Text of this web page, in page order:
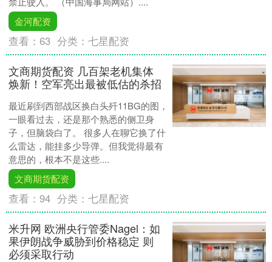
金河配资
查看：63 分类：七星配资
文商期货配资 几百架老机集体
焕新！空军亮出最被低估的杀招
最近刷到西部战区换白头歼11BG的图，
一眼看过去，还是那个熟悉的侧卫身
子，但脑袋白了。 很多人在聊它换了什
么雷达，能挂多少导弹。但我觉得最有
意思的，根本不是这些....
文商期货配资
查看：94 分类：七星配资
米升网 欧洲央行管委Nagel：如
果伊朗战争威胁到价格稳定 则
必须采取行动